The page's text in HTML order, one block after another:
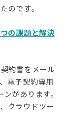
のです。
の課題と解決
約書をメール
電子契約専用
があります。
クラウドツー